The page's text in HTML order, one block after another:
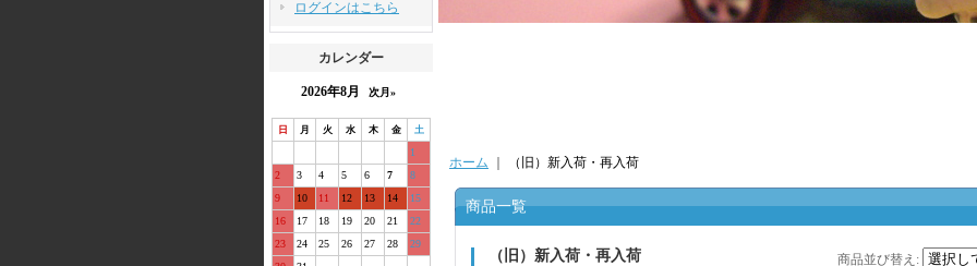
ログインはこちら
カレンダー
2026年8月 次月»
日 月 火 水 木 金 土
1
2
3 4 5 6 7
8
9
10 11 12 13 14
15
16
17 18 19 20 21
22
23
24 25 26 27 28
29
ホーム （旧）新入荷・再入荷
商品一覧
（旧）新入荷・再入荷 商品並び替え :